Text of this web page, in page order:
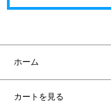
ホーム
カートを見る